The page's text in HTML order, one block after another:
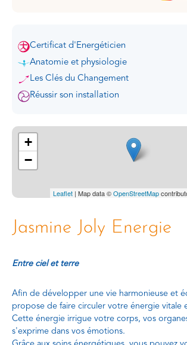
Certificat d'Energéticien
Anatomie et physiologie
Les Clés du Changement
Réussir son installation
+
−
Leaflet | Map data ©OpenStreetMap
Jasmine Joly Energie
Entre ciel et terre
Afin de développer une vie harmonieuse et
propose de faire circuler votre énergie vitale
Cette énergie irrigue votre corps, vos
s'exprime dans vos émotions.